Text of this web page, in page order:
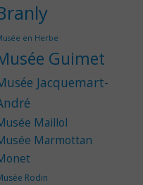
en Herbe
Guimet
Jacquemart-
Maillol
Marmottan
Rodin